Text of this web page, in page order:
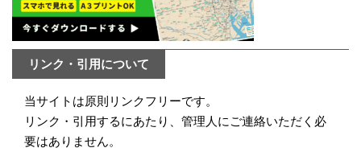
リンク・引用について
当サイトは原則リンクフリーです。
リンク・引用するにあたり、管理人にご連絡いただく必
要はありません。